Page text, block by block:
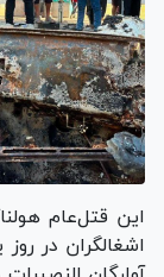
این قتل‌عام